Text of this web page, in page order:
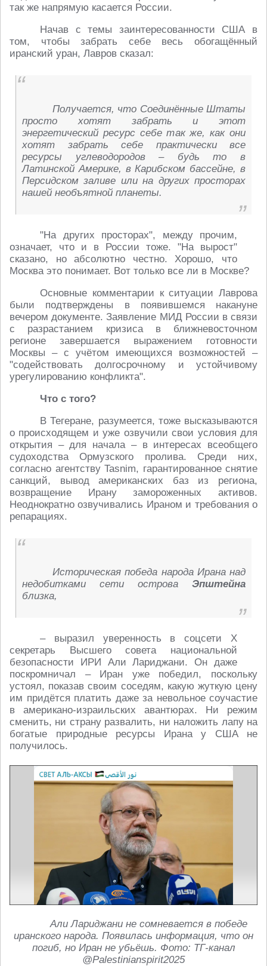
так же напрямую касается России.
Начав с темы заинтересованности США в
том, чтобы забрать себе весь обогащённый
иранский уран, Лавров сказал:
Получается, что Соединённые Штаты
просто хотят забрать и этот
энергетический ресурс себе так же, как они
хотят забрать себе практически все
ресурсы углеводородов – будь то в
Латинской Америке, в Карибском бассейне, в
Персидском заливе или на других просторах
нашей необъятной планеты.
"На других просторах", между прочим,
означает, что и в России тоже. "На вырост"
сказано, но абсолютно честно. Хорошо, что
Москва это понимает. Вот только все ли в Москве?
Основные комментарии к ситуации Лаврова
были подтверждены в появившемся накануне
вечером документе. Заявление МИД России в связи
с разрастанием кризиса в ближневосточном
регионе завершается выражением готовности
Москвы – с учётом имеющихся возможностей –
"содействовать долгосрочному и устойчивому
урегулированию конфликта".
Что с того?
В Тегеране, разумеется, тоже высказываются
о происходящем и уже озвучили свои условия для
открытия – для начала – в интересах всеобщего
судоходства Ормузского пролива. Среди них,
согласно агентству Tasnim, гарантированное снятие
санкций, вывод американских баз из региона,
возвращение Ирану замороженных активов.
Неоднократно озвучивались Ираном и требования о
репарациях.
Историческая победа народа Ирана над
недобитками сети острова Эпштейна
близка,
– выразил уверенность в соцсети X
секретарь Высшего совета национальной
безопасности ИРИ Али Лариджани. Он даже
поскромничал – Иран уже победил, поскольку
устоял, показав своим соседям, какую жуткую цену
им придётся платить даже за невольное соучастие
в американо-израильских авантюрах. Ни режим
сменить, ни страну развалить, ни наложить лапу на
богатые природные ресурсы Ирана у США не
получилось.
Али Лариджани не сомневается в победе
иранского народа. Появилась информация, что он
погиб, но Иран не убьёшь. Фото: ТГ-канал
@Palestinianspirit2025